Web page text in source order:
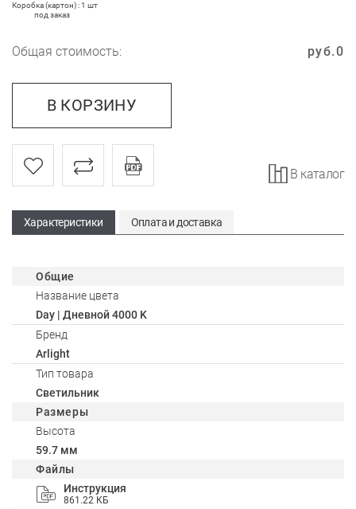
Коробка (картон) : 1 шт
под заказ
Общая стоимость: 0
руб.
В КОРЗИНУ
В каталог
Характеристики Оплата и доставка
Общие
Название цвета
Day | Дневной 4000 K
Бренд
Arlight
Тип товара
Светильник
Размеры
Высота
59.7 мм
Файлы
Инструкция
861.22 КБ